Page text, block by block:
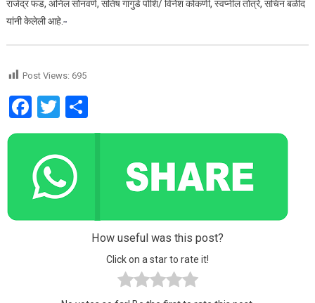
राजेंद्र फड, अनिल सोनवणे, सतिष गांगुडे पोशि/ विनेश कोकणी, स्वप्नील तोत्रे, सचिन बळीद
यांनी केलेली आहे.
Post Views: 695
Facebook
Twitter
Share
How useful was this post?
Click on a star to rate it!